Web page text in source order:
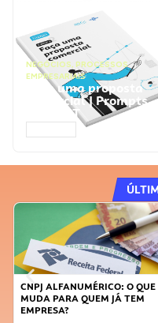
NEGÓCIOS, PROCESSOS
EMPRESARIAIS
Faça uma proposta
comercial | Prompts
ChatGPT
CNPJ ALFANUMÉRICO: O QUE
MUDA PARA QUEM JÁ TEM
EMPRESA?